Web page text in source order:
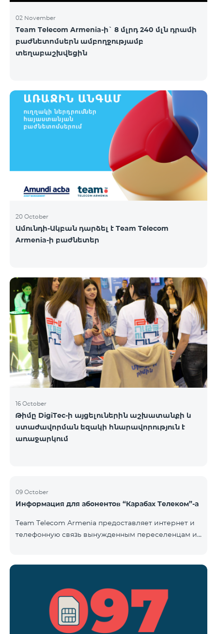
02 November
Team Telecom Armenia-ի` 8 մլրդ 240 մլն դրամի
բաժնետոմսերն ամբողջությամբ
տեղաբաշխվեցին
20 October
Ամունդի-Ակբան դարձել է Team Telecom
Armenia-ի բաժնետեր
16 October
Թիմը DigiTec-ի այցելուներին աշխատանքի և
ստաժավորման եզակի հնարավորություն է
առաջարկում
09 October
Информация для абонентов “Карабах Телеком”-а
Team Telecom Armenia предоставляет интернет и
телефонную связь вынужденным переселенцам из
самым соглашаясь с его условиями,
размещенными на сайте www.telecomarmenia.am и
публичной офертой. Абоненты телефонных
номеров с префиксом 097, будут обслуживаться по